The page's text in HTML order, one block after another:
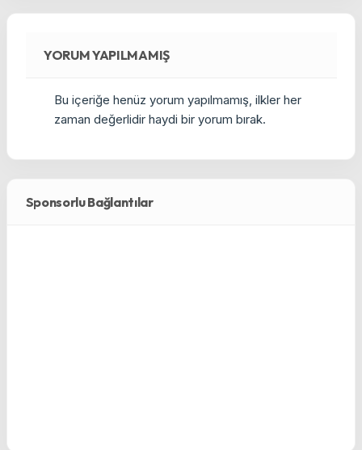
YORUM YAPILMAMIŞ
Bu içeriğe henüz yorum yapılmamış, ilkler her
zaman değerlidir haydi bir yorum bırak.
Sponsorlu Bağlantılar